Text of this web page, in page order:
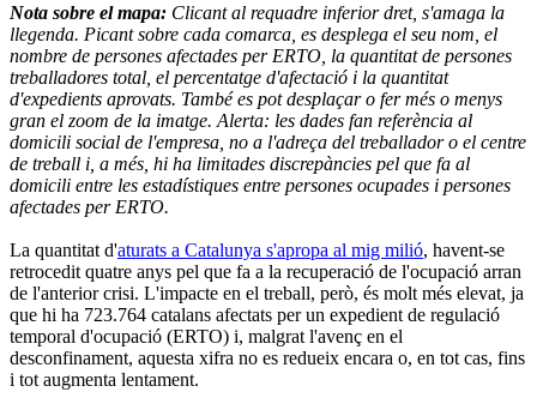
Nota sobre el mapa: Clicant al requadre inferior dret, s'amaga la
llegenda. Picant sobre cada comarca, es desplega el seu nom, el
nombre de persones afectades per ERTO, la quantitat de persones
treballadores total, el percentatge d'afectació i la quantitat
d'expedients aprovats. També es pot desplaçar o fer més o menys
gran el zoom de la imatge. Alerta: les dades fan referència al
domicili social de l'empresa, no a l'adreça del treballador o el centre
de treball i, a més, hi ha limitades discrepàncies pel que fa al
domicili entre les estadístiques entre persones ocupades i persones
afectades per ERTO.
La quantitat d'aturats a Catalunya s'apropa al mig milió, havent-se
retrocedit quatre anys pel que fa a la recuperació de l'ocupació arran
de l'anterior crisi. L'impacte en el treball, però, és molt més elevat, ja
que hi ha 723.764 catalans afectats per un expedient de regulació
temporal d'ocupació (ERTO) i, malgrat l'avenç en el
desconfinament, aquesta xifra no es redueix encara o, en tot cas, fins
i tot augmenta lentament.